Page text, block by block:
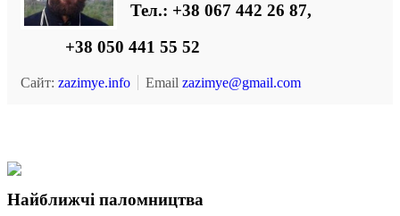
Тел.: +38 067 442 26 87,
+38 050 441 55 52
Сайт: zazimye.info Email zazimye@gmail.com
Найближчі паломництва